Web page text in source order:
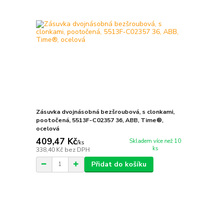
Zásuvka dvojnásobná bezšroubová, s clonkami,
pootočená, 5513F-C02357 36, ABB, Time®,
ocelová
409,47 Kč/ks
338,40 Kč bez DPH
Skladem více než 10
ks
Přidat do košíku